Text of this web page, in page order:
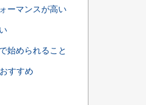
ーマンスが高い
始められること
すすめ